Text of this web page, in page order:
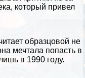
который привел
образцовой не
мечтала попасть в
в 1990 году.